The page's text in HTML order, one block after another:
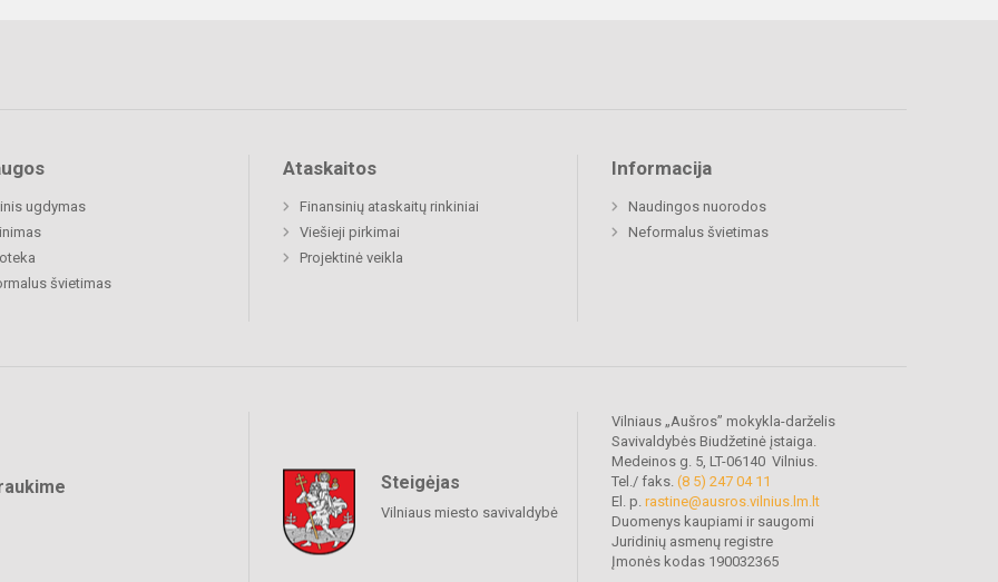
ugdymas
švietimas
Ataskaitos
Finansinių ataskaitų rinkiniai
Viešieji pirkimai
Projektinė veikla
Informacija
Naudingos nuorodos
Neformalus švietimas
Steigėjas
Vilniaus miesto savivaldybė
Vilniaus „Aušros” mokykla-darželis
Savivaldybės Biudžetinė įstaiga.
Medeinos g. 5, LT-06140 Vilnius.
Tel./ faks. (8 5) 247 04 11
El. p. rastine@ausros.vilnius.lm.lt
Duomenys kaupiami ir saugomi
Juridinių asmenų registre
Įmonės kodas 190032365